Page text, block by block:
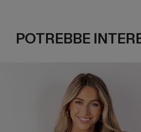
POTREBBE